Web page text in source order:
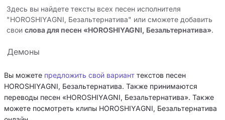
Здесь вы найдете тексты всех песен исполнителя
"HOROSHIYAGNI, Безальтернатива" или сможете добавить
свои слова для песен «HOROSHIYAGNI, Безальтернатива».
Демоны
Вы можете предложить свой вариант текстов песен
HOROSHIYAGNI, Безальтернатива. Также принимаются
переводы песен «HOROSHIYAGNI, Безальтернатива». Также
можете посмотреть клипы HOROSHIYAGNI, Безальтернатива